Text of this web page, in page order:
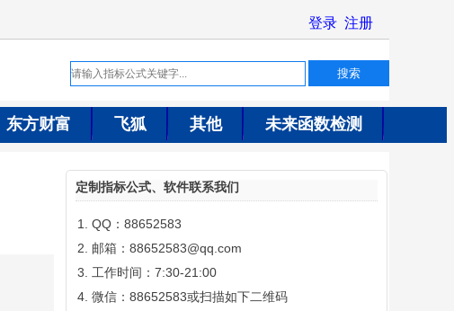
东方财富 飞狐 其他 未来函数检测
定制指标公式、软件联系我们
QQ：88652583
邮箱：88652583@qq.com
工作时间：7:30-21:00
微信：88652583或扫描如下二维码